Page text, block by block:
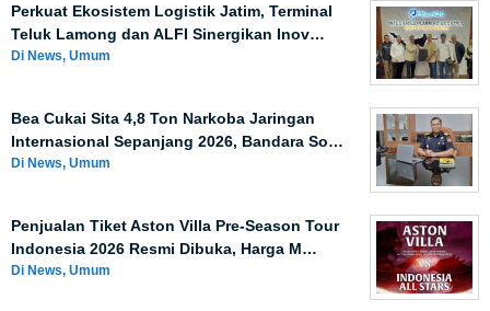
Perkuat Ekosistem Logistik Jatim, Terminal
Teluk Lamong dan ALFI Sinergikan Inov…
Di News, Umum
Bea Cukai Sita 4,8 Ton Narkoba Jaringan
Internasional Sepanjang 2026, Bandara So…
Di News, Umum
Penjualan Tiket Aston Villa Pre-Season Tour
Indonesia 2026 Resmi Dibuka, Harga M…
Di News, Umum